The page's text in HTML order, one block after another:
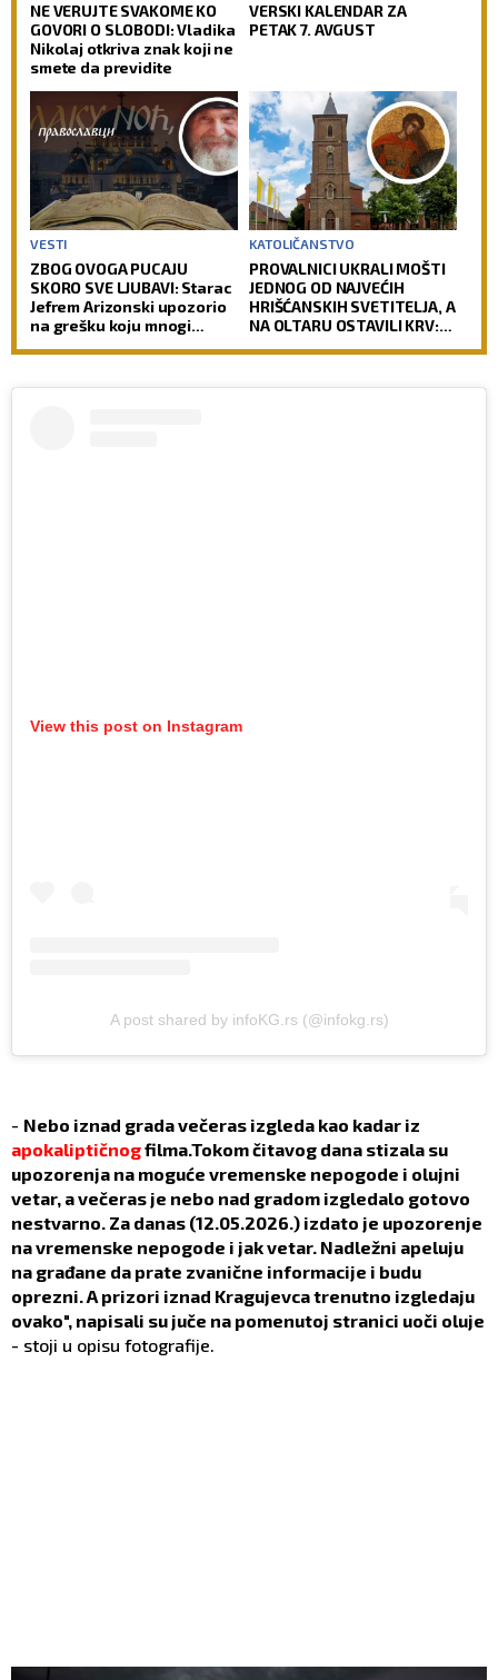
NE VERUJTE SVAKOME KO
GOVORI O SLOBODI: Vladika
Nikolaj otkriva znak koji ne
smete da previdite
VERSKI KALENDAR ZA
PETAK 7. AVGUST
VESTI
ZBOG OVOGA PUCAJU
SKORO SVE LJUBAVI: Starac
Jefrem Arizonski upozorio
na grešku koju mnogi
KATOLIČANSTVO
PROVALNICI UKRALI MOŠTI
JEDNOG OD NAJVEĆIH
HRIŠĆANSKIH SVETITELJA, A
NA OLTARU OSTAVILI KRV:
View this post on Instagram
A post shared by infoKG.rs (@infokg.rs)
- Nebo iznad grada večeras izgleda kao kadar iz
apokaliptičnogfilma.Tokom čitavog dana stizala su
upozorenja na moguće vremenske nepogode i olujni
vetar, a večeras je nebo nad gradom izgledalo gotovo
nestvarno. Za danas (12.05.2026.) izdato je upozorenje
na vremenske nepogode i jak vetar. Nadležni apeluju
na građane da prate zvanične informacije i budu
oprezni. A prizori iznad Kragujevca trenutno izgledaju
ovako", napisali su juče na pomenutoj stranici uoči oluje
- stoji u opisu fotografije.